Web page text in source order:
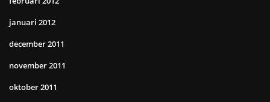
januari 2012
december 2011
november 2011
oktober 2011